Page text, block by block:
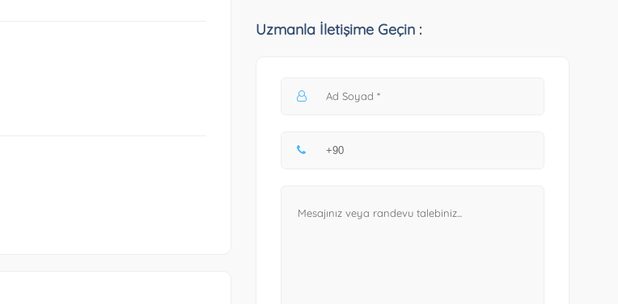
Uzmanla İletişime Geçin :